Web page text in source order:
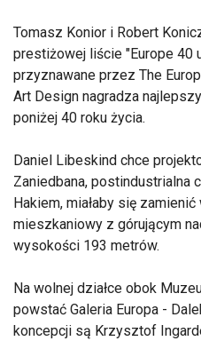
Tomasz Konior i Robert
prestiżowej liście "Europe 40
przyznawane przez The
Art Design nagradza
poniżej 40 roku życia.
Daniel Libeskind chce
Zaniedbana, postindustrialna
Hakiem, miałaby się
mieszkaniowy z górującym
wysokości 193 metrów.
Na wolnej działce obok
powstać Galeria Europa -
koncepcji są Krzysztof